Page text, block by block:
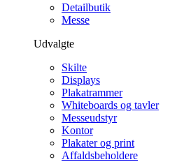
Detailbutik
Messe
Udvalgte
Skilte
Displays
Plakatrammer
Whiteboards og tavler
Messeudstyr
Kontor
Plakater og print
Affaldsbeholdere